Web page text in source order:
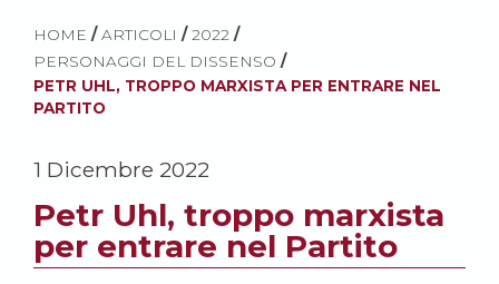
HOME / ARTICOLI / 2022 /
PERSONAGGI DEL DISSENSO /
PETR UHL, TROPPO MARXISTA PER ENTRARE NEL
PARTITO
1 Dicembre 2022
Petr Uhl, troppo marxista
per entrare nel Partito